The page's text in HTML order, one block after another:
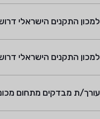
למכון התקנים הישראלי
למכון התקנים הישראלי
עורך/ת מבדקים מתחום